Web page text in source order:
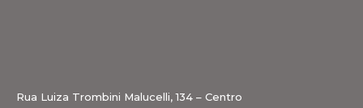
Rua Luiza Trombini Malucelli, 134 – Centro